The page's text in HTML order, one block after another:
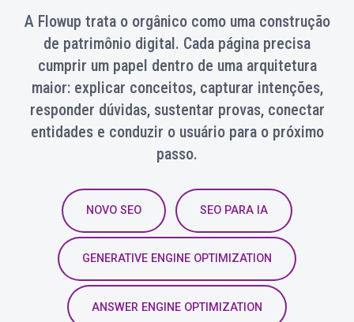
A Flowup trata o orgânico como uma construção
de patrimônio digital. Cada página precisa
cumprir um papel dentro de uma arquitetura
maior: explicar conceitos, capturar intenções,
responder dúvidas, sustentar provas, conectar
entidades e conduzir o usuário para o próximo
passo.
NOVO SEO SEO PARA IA
GENERATIVE ENGINE OPTIMIZATION
ANSWER ENGINE OPTIMIZATION